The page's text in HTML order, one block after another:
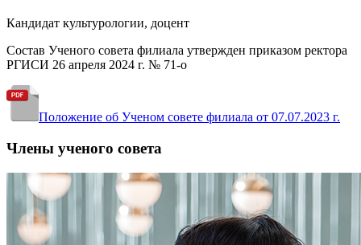
Кандидат культурологии, доцент
Состав Ученого совета филиала утвержден приказом ректора
РГИСИ 26 апреля 2024 г. № 71-о
Положение об Ученом совете филиала от 07.07.2023 г.
Члены ученого совета